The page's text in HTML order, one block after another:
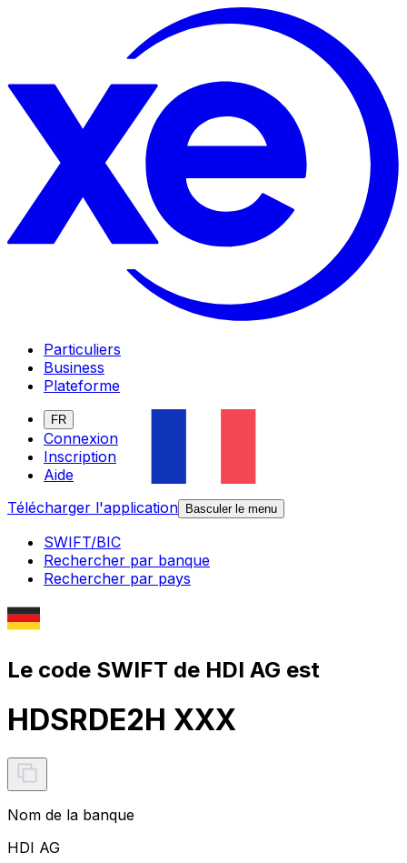
Particuliers
Business
Plateforme
FR
Connexion
Inscription
Aide
Télécharger l'application
Basculer le menu
SWIFT/BIC
Rechercher par banque
Rechercher par pays
Le code SWIFT de HDI AG est
HDSRDE2H XXX
Nom de la banque
HDI AG